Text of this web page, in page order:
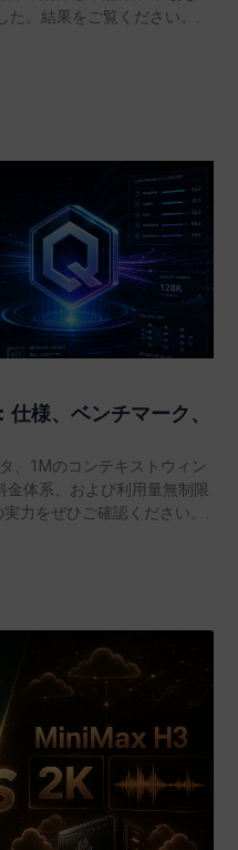
た。結果をご覧ください。.
様、ベンチマーク、
、1Mのコンテキストウィン
金体系、および利用量無制限
力をぜひご確認ください。.